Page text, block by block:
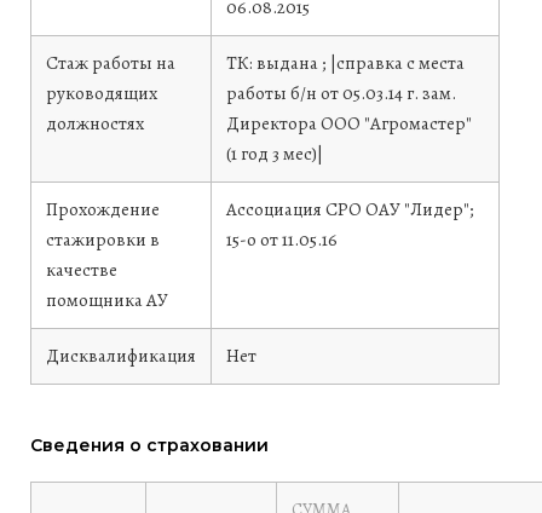
06.08.2015
Стаж работы на
руководящих
должностях
ТК: выдана ; |справка с места
работы б/н от 05.03.14 г. зам.
Директора ООО "Агромастер"
(1 год 3 мес)|
Прохождение
стажировки в
качестве
помощника АУ
Ассоциация СРО ОАУ "Лидер";
15-о от 11.05.16
Дисквалификация Нет
Сведения о страховании